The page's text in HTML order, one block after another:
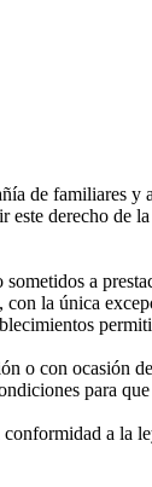
de familiares
derecho de
a
la única
o con ocasión
para
a la